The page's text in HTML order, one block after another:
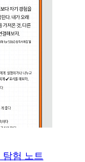
탐험 노트